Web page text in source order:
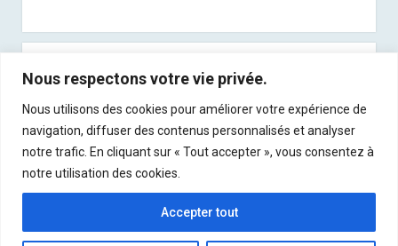
Nous respectons votre vie privée.
Nous utilisons des cookies pour améliorer votre expérience de
navigation, diffuser des contenus personnalisés et analyser
notre trafic. En cliquant sur « Tout accepter », vous consentez à
notre utilisation des cookies.
Accepter tout
Abonnez-vous à notre newsletter
Recevez les derniers articles directement dans
votre boite mail !